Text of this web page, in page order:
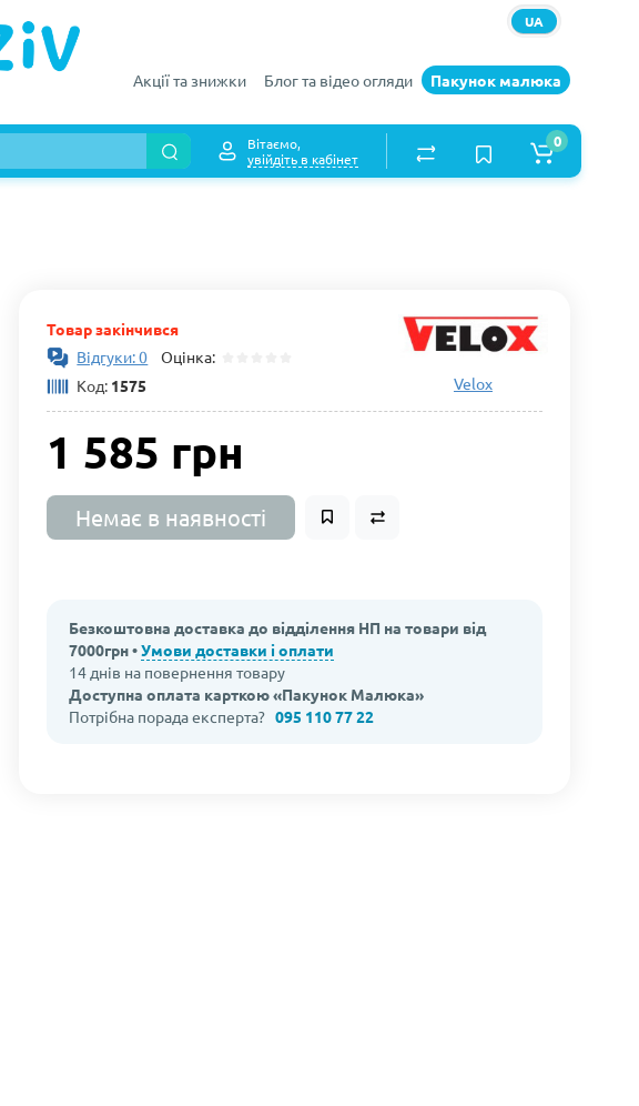
UA
Акції та знижки Блог та відео огляди Пакунок малюка
Вітаємо,
увійдіть в кабінет
0
Товар закінчився
Відгуки: 0 Оцінка:
Код: 1575 Velox
1 585 грн
Немає в наявності
Безкоштовна доставка до відділення НП на товари від
7000грн •Умови доставки і оплати
14 днів на повернення товару
Доступна оплата карткою «Пакунок Малюка»
Потрібна порада експерта?095 110 77 22